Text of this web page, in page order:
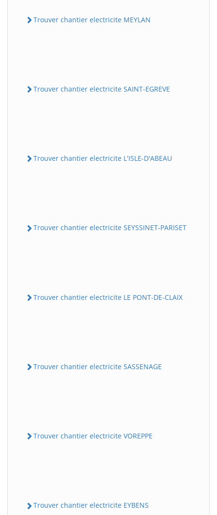
Trouver chantier electricite MEYLAN
Trouver chantier electricite SAINT-EGREVE
Trouver chantier electricite L'ISLE-D'ABEAU
Trouver chantier electricite SEYSSINET-PARISET
Trouver chantier electricite LE PONT-DE-CLAIX
Trouver chantier electricite SASSENAGE
Trouver chantier electricite VOREPPE
Trouver chantier electricite EYBENS